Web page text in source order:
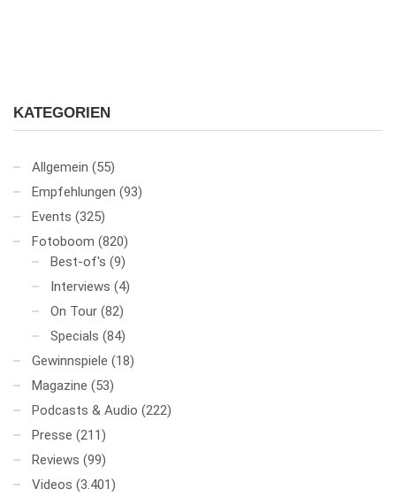
KATEGORIEN
Allgemein (55)
Empfehlungen (93)
Events (325)
Fotoboom (820)
Best-of's (9)
Interviews (4)
On Tour (82)
Specials (84)
Gewinnspiele (18)
Magazine (53)
Podcasts & Audio (222)
Presse (211)
Reviews (99)
Videos (3.401)